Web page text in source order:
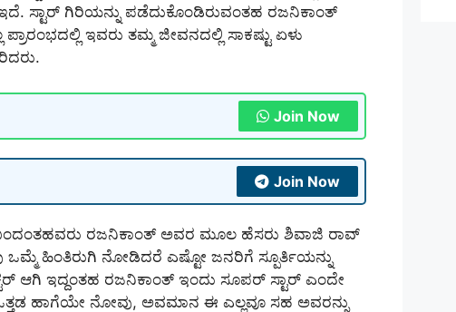
ಸ್ಟಾರ್ ಗಿರಿಯನ್ನು ಪಡೆದುಕೊಂಡಿರುವಂತಹ ರಜನಿಕಾಂತ್
ಇವರು ತಮ್ಮ ಜೀವನದಲ್ಲಿ ಸಾಕಷ್ಟು ಏಳು
Join Now
Join Now
ರಜನಿಕಾಂತ್ ಅವರ ಮೂಲ ಹೆಸರು ಶಿವಾಜಿ ರಾವ್
ಒಮ್ಮೆ ಹಿಂತಿರುಗಿ ನೋಡಿದರೆ ಎಷ್ಟೋ ಜನರಿಗೆ ಸ್ಪೂರ್ತಿಯನ್ನು
ಆಗಿ ಇದ್ದಂತಹ ರಜನಿಕಾಂತ್ ಇಂದು ಸೂಪರ್ ಸ್ಟಾರ್ ಎಂದೇ
ಹಾಗೆಯೇ ನೋವು, ಅವಮಾನ ಈ ಎಲ್ಲವೂ ಸಹ ಅವರನ್ನು